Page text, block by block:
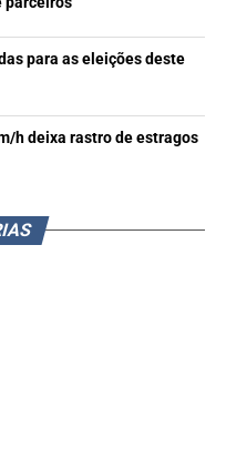
para as eleições deste
h deixa rastro de estragos